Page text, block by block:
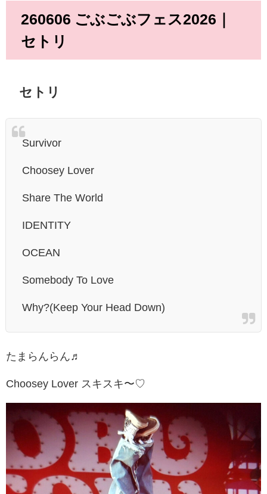
260606 ごぶごぶフェス2026｜
セトリ
セトリ
Survivor
Choosey Lover
Share The World
IDENTITY
OCEAN
Somebody To Love
Why?(Keep Your Head Down)
たまらんらん♬
Choosey Lover スキスキ〜♡